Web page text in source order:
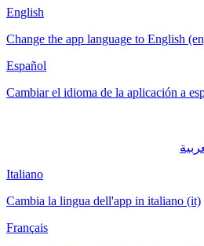
English
Change the app language to English
Español
Cambiar el idioma de la aplicación a
Italiano
Cambia la lingua dell'app in italiano (it)
Français